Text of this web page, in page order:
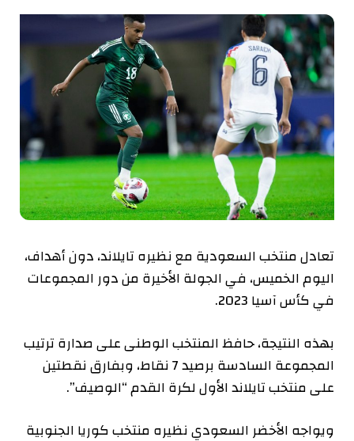
تعادل منتخب السعودية مع نظيره تايلاند، دون أهداف،
اليوم الخميس، في الجولة الأخيرة من دور المجموعات
في كأس آسيا 2023.
بهذه النتيجة، حافظ المنتخب الوطنى على صدارة ترتيب
المجموعة السادسة برصيد 7 نقاط، وبفارق نقطتين
على منتخب تايلاند الأول لكرة القدم “الوصيف”.
ويواجه الأخضر السعودي نظيره منتخب كوريا الجنوبية